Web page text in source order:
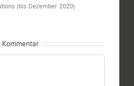
(bis Dezember 2020)